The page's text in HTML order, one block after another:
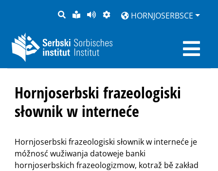
PYTANJE
LOCHKA
RĚČ
STRONU
PŘEDČITAĆ
ZWOBRAZNJENJE
HORNJOSERBSCE
Hornjoserbski frazeologiski
słownik w interneće
Hornjoserbski frazeologiski słownik w interneće je
móžnosć wužiwanja datoweje banki
hornjoserbskich frazeologizmow, kotraž bě zakład